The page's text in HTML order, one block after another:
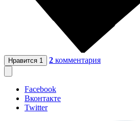
Нравится 1 2 комментария
Facebook
Вконтакте
Twitter